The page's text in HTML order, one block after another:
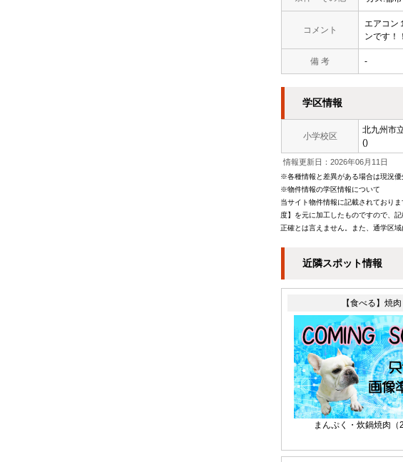
コメント
エアコン
ンです！！
備 考 -
学区情報
小学校区
北九州市
()
情報更新日：2026年06月11日
※各種情報と差異がある場合は現況優
※物件情報の学区情報について
当サイト物件情報に記載されており
度】を元に加工したものですので、
正確とは言えません。また、通学区
近隣スポット情報
【食べる】焼肉
まんぷく・炊鍋焼肉